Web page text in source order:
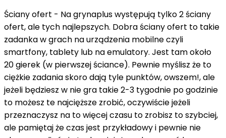
Ściany ofert - Na grynaplus występują tylko 2 ściany
ofert, ale tych najlepszych. Dobra ściany ofert to takie
zadanka w grach na urządzenia mobilne czyli
smartfony, tablety lub na emulatory. Jest tam około
20 gierek (w pierwszej ściance). Pewnie myślisz że to
ciężkie zadania skoro dają tyle punktów, owszem!, ale
jeżeli będziesz w nie gra takie 2-3 tygodnie po godzinie
to możesz te najcięższe zrobić, oczywiście jeżeli
przeznaczysz na to więcej czasu to zrobisz to szybciej,
ale pamiętaj że czas jest przykładowy i pewnie nie